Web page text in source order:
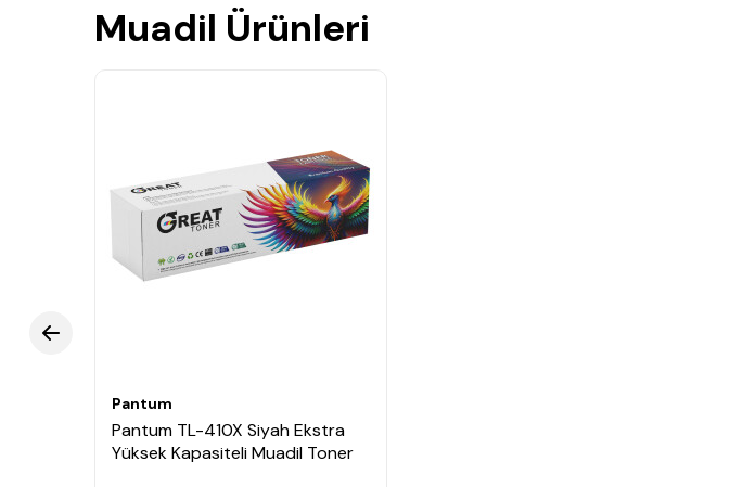
Muadil Ürünleri
Pantum
Pantum TL-410X Siyah Ekstra
Yüksek Kapasiteli Muadil Toner